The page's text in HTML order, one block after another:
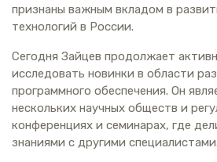
признаны важным вкладом в
технологий в России.
Сегодня Зайцев продолжает
исследовать новинки в области
программного обеспечения. Он
нескольких научных обществ и
конференциях и семинарах, где
знаниями с другими специалистами.